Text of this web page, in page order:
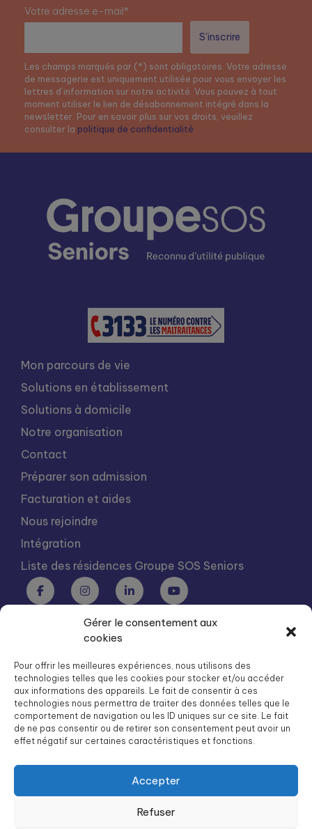
Gérer le consentement aux
cookies
Pour offrir les meilleures expériences, nous utilisons des
technologies telles que les cookies pour stocker et/ou accéder
aux informations des appareils. Le fait de consentir à ces
technologies nous permettra de traiter des données telles que le
comportement de navigation ou les ID uniques sur ce site. Le fait
de ne pas consentir ou de retirer son consentement peut avoir un
effet négatif sur certaines caractéristiques et fonctions.
Accepter
Refuser
Votre adresse e-mail*
Les champs marqués par (*) sont obligatoires. Votre adresse
de messagerie est uniquement utilisée pour vous envoyer les
lettres d’information sur notre activité. Vous pouvez à tout
moment utiliser le lien de désabonnement intégré dans la
newsletter. Pour en savoir plus sur vos droits, veuillez
consulter la politique de confidentialité.
Mon parcours de vie
Solutions en établissement
Solutions à domicile
Notre organisation
Contact
Préparer son admission
Facturation et aides
Nous rejoindre
Intégration
Liste des résidences Groupe SOS Seniors
Groupe SOS Seniors est une association du Groupe SOS
dg.seniors@groupe-sos.org
ARPAVIE est une association du Groupe SOS